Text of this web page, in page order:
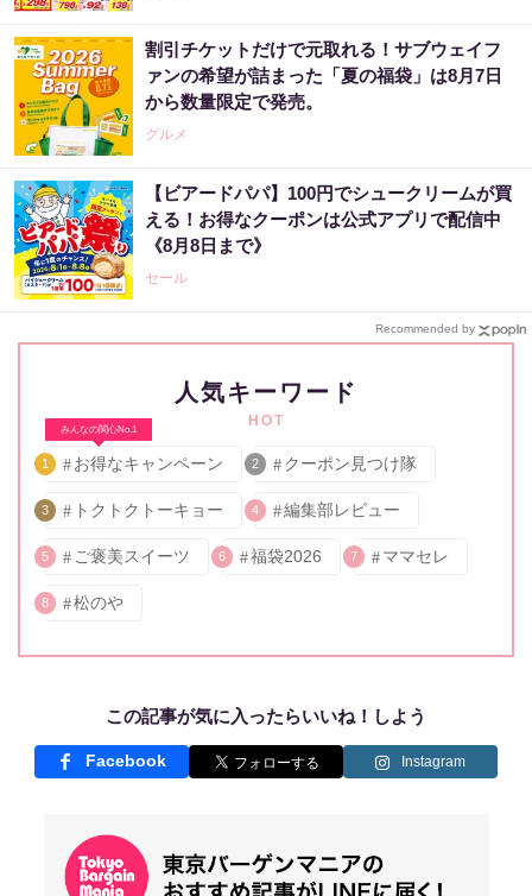
割引チケットだけで元取れる！サブウェイフ
ァンの希望が詰まった「夏の福袋」は8月7日
から数量限定で発売。
グルメ
【ビアードパパ】100円でシュークリームが買
える！お得なクーポンは公式アプリで配信中
《8月8日まで》
セール
Recommended by
人気キーワード
HOT
みんなの関心No.1
1 お得なキャンペーン 2 クーポン見つけ隊
3 トクトクトーキョー 4 編集部レビュー
5 ご褒美スイーツ 6 福袋2026 7 ママセレ
8 松のや
この記事が気に入ったらいいね！しよう
Facebook Instagram